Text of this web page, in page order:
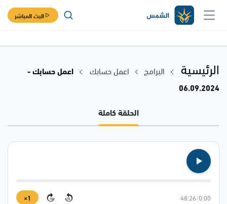
البث المباشر
الرئيسية البرامج اعمل حسابك
اعمل حسابك -
06.09.2024
الحلقة كاملة
0:00
/
48:26
15
15
1×